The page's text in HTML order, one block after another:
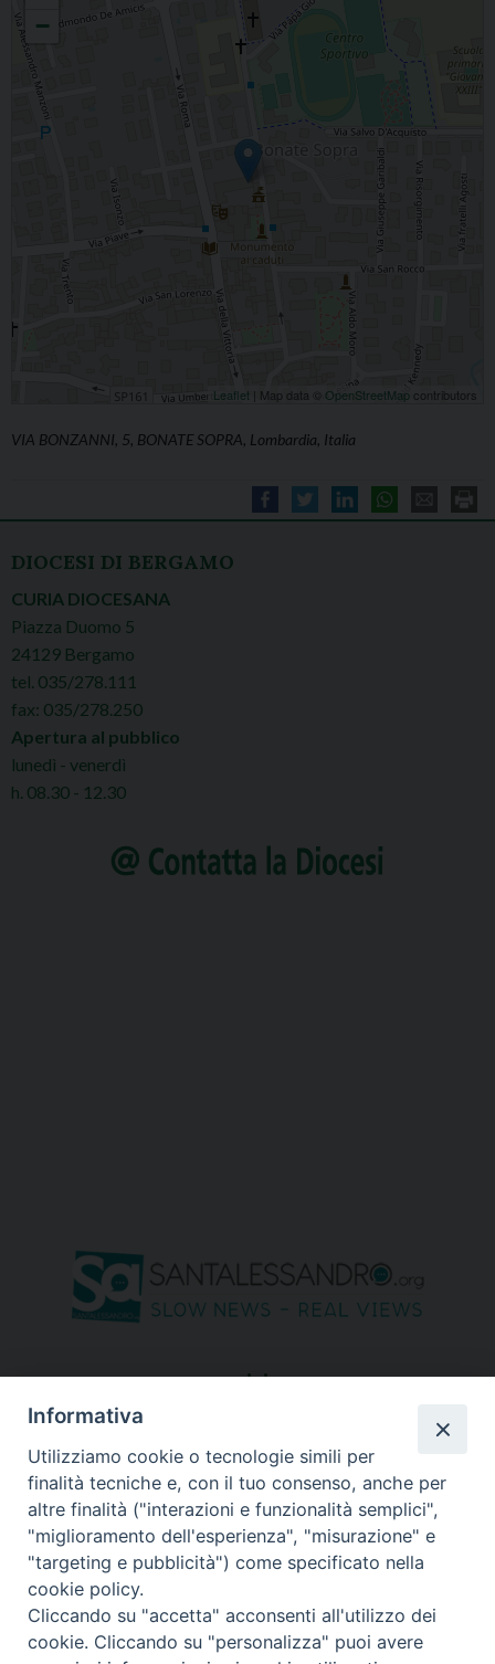
−
Leaflet | Map data © OpenStreetMap contributors
VIA BONZANNI, 5, BONATE SOPRA, Lombardia, Italia
DIOCESI DI BERGAMO
CURIA DIOCESANA
Piazza Duomo 5
24129 Bergamo
tel. 035/278.111
fax: 035/278.250
Apertura al pubblico
lunedì - venerdì
h. 08.30 - 12.30
seguici su
Informativa
Utilizziamo cookie o tecnologie simili per
finalità tecniche e, con il tuo consenso, anche per
altre finalità ("interazioni e funzionalità semplici",
"miglioramento dell'esperienza", "misurazione" e
"targeting e pubblicità") come specificato nella
cookie policy.
Cliccando su "accetta" acconsenti all'utilizzo dei
cookie. Cliccando su "personalizza" puoi avere